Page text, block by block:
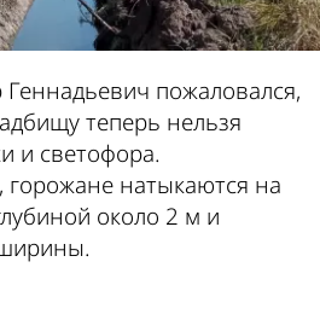
пожаловался,
теперь нельзя
и светофора.
натыкаются на
около 2 м и